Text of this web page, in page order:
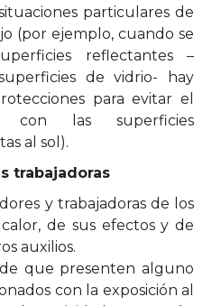
particulares de
(por ejemplo, cuando se
reflectantes –
de vidrio- hay
para evitar el
con las superficies
al sol).
trabajadoras
y trabajadoras de los
de sus efectos y de
auxilios.
que presenten alguno
con la exposición al